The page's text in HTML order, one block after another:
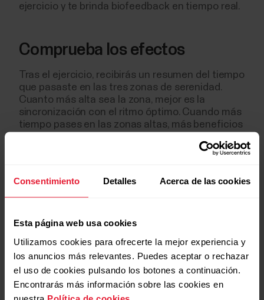
Consentimiento Detalles Acerca de las cookies
Esta página web usa cookies
Utilizamos cookies para ofrecerte la mejor experiencia y
los anuncios más relevantes. Puedes aceptar o rechazar
el uso de cookies pulsando los botones a continuación.
Encontrarás más información sobre las cookies en
nuestra Política de cookies
ejercicio y te brinda biofeedback en tiempo real.
Comprueba los efectos
Tras el ejercicio, recibirás un resumen del tiempo
que pasaste en las tres zonas de serenidad.
Cuanto más alta sea la zona, mejor es la
sincronización con el ritmo óptimo. Cuando más
tiempo pases en las zonas altas, más beneficios